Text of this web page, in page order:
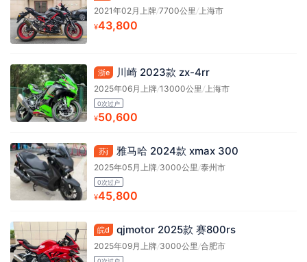
2021年02月上牌/7700公里/上海市
¥43,800
浙e 川崎 2023款 zx-4rr
2025年06月上牌/13000公里/上海市
0次过户
¥50,600
苏j 雅马哈 2024款 xmax 300
2025年05月上牌/3000公里/泰州市
0次过户
¥45,800
皖d qjmotor 2025款 赛800rs
2025年09月上牌/3000公里/合肥市